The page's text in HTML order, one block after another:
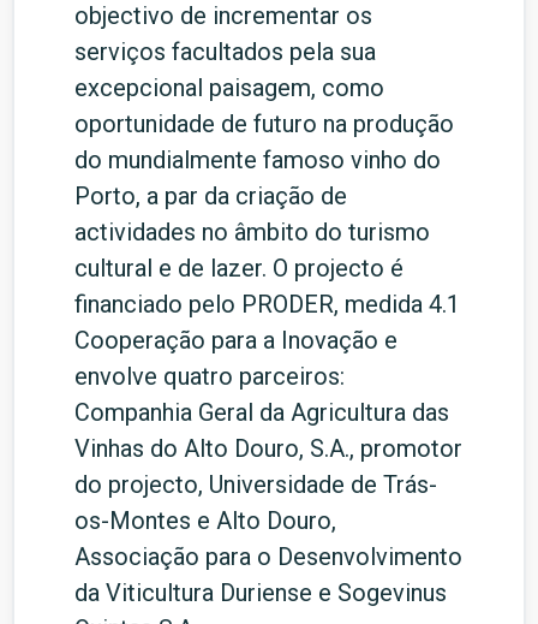
objectivo de incrementar os
serviços facultados pela sua
excepcional paisagem, como
oportunidade de futuro na produção
do mundialmente famoso vinho do
Porto, a par da criação de
actividades no âmbito do turismo
cultural e de lazer. O projecto é
financiado pelo PRODER, medida 4.1
Cooperação para a Inovação e
envolve quatro parceiros:
Companhia Geral da Agricultura das
Vinhas do Alto Douro, S.A., promotor
do projecto, Universidade de Trás-
os-Montes e Alto Douro,
Associação para o Desenvolvimento
da Viticultura Duriense e Sogevinus